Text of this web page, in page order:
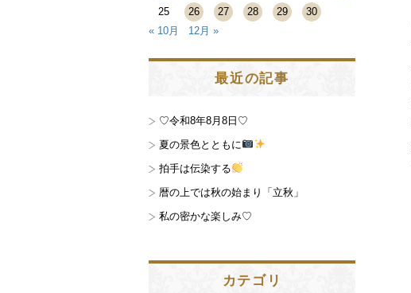
25
26 27 28 29
30
« 10月
12月 »
最近の記事
♡令和8年8月8日♡
夏の景色とともに
拍手は伝染する
暦の上では秋の始まり「立秋」
私の密かな楽しみ♡
カテゴリ